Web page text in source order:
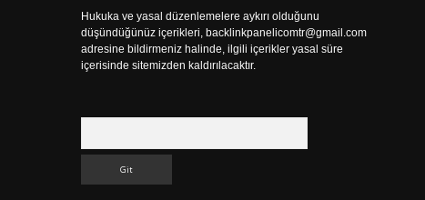
Hukuka ve yasal düzenlemelere aykırı olduğunu
düşündüğünüz içerikleri, backlinkpanelicomtr@gmail.com
adresine bildirmeniz halinde, ilgili içerikler yasal süre
içerisinde sitemizden kaldırılacaktır.